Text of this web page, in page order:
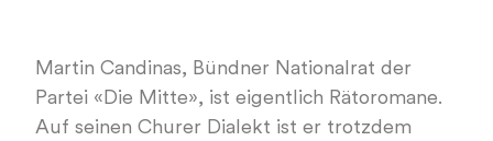
Martin Candinas, Bündner Nationalrat der
Partei «Die Mitte», ist eigentlich Rätoromane.
Auf seinen Churer Dialekt ist er trotzdem